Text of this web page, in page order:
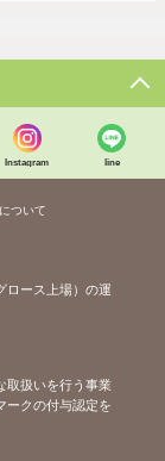
Instagram line
ついて
ロース上場）の運
取扱いを行う事業
ークの付与認定を